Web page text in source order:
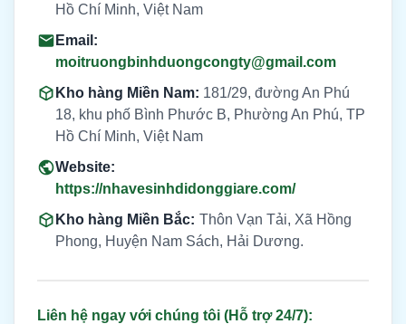
Hồ Chí Minh, Việt Nam
Email:
moitruongbinhduongcongty@gmail.com
Kho hàng Miền Nam: 181/29, đường An Phú
18, khu phố Bình Phước B, Phường An Phú, TP
Hồ Chí Minh, Việt Nam
Website:
https://nhavesinhdidonggiare.com/
Kho hàng Miền Bắc: Thôn Vạn Tải, Xã Hồng
Phong, Huyện Nam Sách, Hải Dương.
Liên hệ ngay với chúng tôi (Hỗ trợ 24/7):